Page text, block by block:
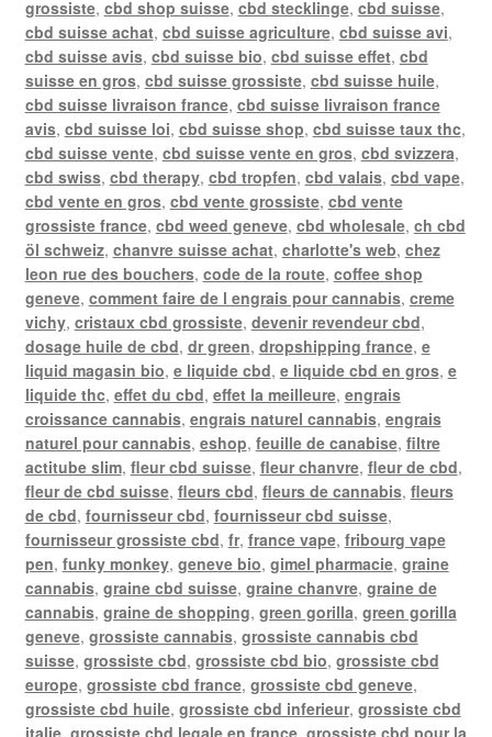
grossiste, cbd shop suisse, cbd stecklinge, cbd suisse,
cbd suisse achat, cbd suisse agriculture, cbd suisse avi,
cbd suisse avis, cbd suisse bio, cbd suisse effet, cbd
suisse en gros, cbd suisse grossiste, cbd suisse huile,
cbd suisse livraison france, cbd suisse livraison france
avis, cbd suisse loi, cbd suisse shop, cbd suisse taux thc,
cbd suisse vente, cbd suisse vente en gros, cbd svizzera,
cbd swiss, cbd therapy, cbd tropfen, cbd valais, cbd vape,
cbd vente en gros, cbd vente grossiste, cbd vente
grossiste france, cbd weed geneve, cbd wholesale, ch cbd
öl schweiz, chanvre suisse achat, charlotte's web, chez
leon rue des bouchers, code de la route, coffee shop
geneve, comment faire de l engrais pour cannabis, creme
vichy, cristaux cbd grossiste, devenir revendeur cbd,
dosage huile de cbd, dr green, dropshipping france, e
liquid magasin bio, e liquide cbd, e liquide cbd en gros, e
liquide thc, effet du cbd, effet la meilleure, engrais
croissance cannabis, engrais naturel cannabis, engrais
naturel pour cannabis, eshop, feuille de canabise, filtre
actitube slim, fleur cbd suisse, fleur chanvre, fleur de cbd,
fleur de cbd suisse, fleurs cbd, fleurs de cannabis, fleurs
de cbd, fournisseur cbd, fournisseur cbd suisse,
fournisseur grossiste cbd, fr, france vape, fribourg vape
pen, funky monkey, geneve bio, gimel pharmacie, graine
cannabis, graine cbd suisse, graine chanvre, graine de
cannabis, graine de shopping, green gorilla, green gorilla
geneve, grossiste cannabis, grossiste cannabis cbd
suisse, grossiste cbd, grossiste cbd bio, grossiste cbd
europe, grossiste cbd france, grossiste cbd geneve,
grossiste cbd huile, grossiste cbd inferieur, grossiste cbd